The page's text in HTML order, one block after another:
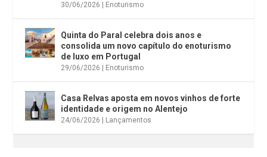
30/06/2026 Enoturismo
Quinta do Paral celebra dois anos e
consolida um novo capítulo do enoturismo
de luxo em Portugal
29/06/2026 Enoturismo
Casa Relvas aposta em novos vinhos de forte
identidade e origem no Alentejo
24/06/2026 Lançamentos